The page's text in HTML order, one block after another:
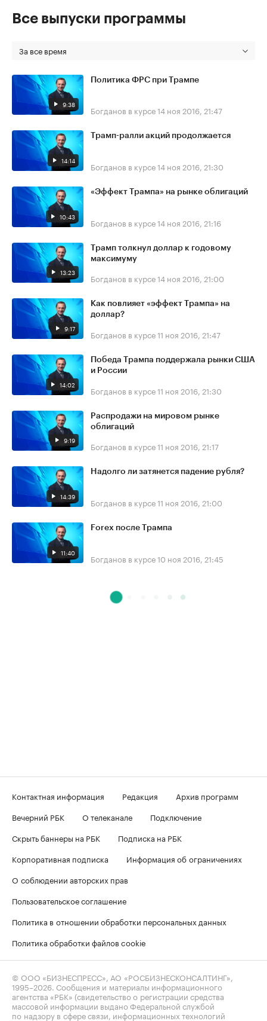
Все выпуски программы
За все время
9:38
Политика ФРС при Трампе
Богданов в курсе14 ноя 2016, 21:47
14:14
Трамп-ралли акций продолжается
Богданов в курсе14 ноя 2016, 21:30
10:43
«Эффект Трампа» на рынке облигаций
Богданов в курсе14 ноя 2016, 21:16
13:23
Трамп толкнул доллар к годовому
максимуму
Богданов в курсе14 ноя 2016, 21:00
9:17
Как повлияет «эффект Трампа» на
доллар?
Богданов в курсе11 ноя 2016, 21:47
14:02
Победа Трампа поддержала рынки США
и России
Богданов в курсе11 ноя 2016, 21:30
9:19
Распродажи на мировом рынке
облигаций
Богданов в курсе11 ноя 2016, 21:17
14:39
Надолго ли затянется падение рубля?
Богданов в курсе11 ноя 2016, 21:00
11:40
Forex после Трампа
Богданов в курсе10 ноя 2016, 21:45
Контактная информация Редакция
Архив программ
Вечерний РБК
О телеканале
Подключение
Скрыть баннеры на РБК
Подписка на РБК
Корпоративная подписка
Информация об ограничениях
О соблюдении авторских прав
Пользовательское соглашение
Политика в отношении обработки персональных данных
Политика обработки файлов cookie
© ООО «БИЗНЕСПРЕСС», АО «РОСБИЗНЕСКОНСАЛТИНГ»,
1995–2026 . Сообщения и материалы информационного
агентства «РБК» (свидетельство о регистрации средства
массовой информации выдано Федеральной службой
по надзору в сфере связи, информационных технологий